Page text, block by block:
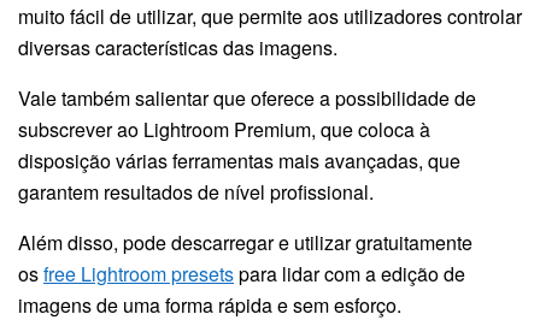
muito fácil de utilizar, que permite aos utilizadores controlar
diversas características das imagens.
Vale também salientar que oferece a possibilidade de
subscrever ao Lightroom Premium, que coloca à
disposição várias ferramentas mais avançadas, que
garantem resultados de nível profissional.
Além disso, pode descarregar e utilizar gratuitamente
osfree Lightroom presetspara lidar com a edição de
imagens de uma forma rápida e sem esforço.